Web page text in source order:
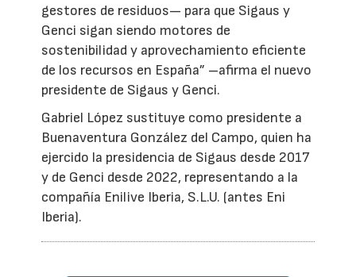
gestores de residuos— para que Sigaus y
Genci sigan siendo motores de
sostenibilidad y aprovechamiento eficiente
de los recursos en España” –afirma el nuevo
presidente de Sigaus y Genci.
Gabriel López sustituye como presidente a
Buenaventura González del Campo, quien ha
ejercido la presidencia de Sigaus desde 2017
y de Genci desde 2022, representando a la
compañía Enilive Iberia, S.L.U. (antes Eni
Iberia).